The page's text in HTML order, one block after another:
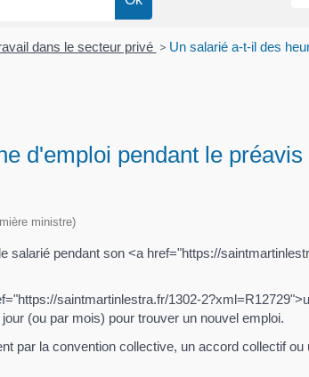
dans le secteur privé > Un salarié a-t-il des
d'emploi pendant le préavis
ministre)
salarié pendant son <a href="https://
saintmartinlestra.fr/1302-
(ou par mois) pour trouver un nouvel emploi.
par la convention collective, un accord collectif ou